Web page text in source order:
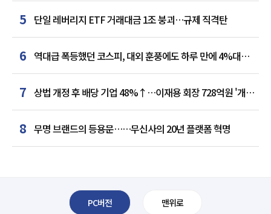
5 단일 레버리지 ETF 거래대금 1조 붕괴…규제 직격탄
6 역대급 폭등했던 코스피, 대외 훈풍에도 하루 만에 4%대
급락
7 상법 개정 후 배당 기업 48%↑…이재용 회장 728억원 '개인
최다'
8 무명 브랜드의 등용문……무신사의 20년 플랫폼 혁명
PC버전 맨위로